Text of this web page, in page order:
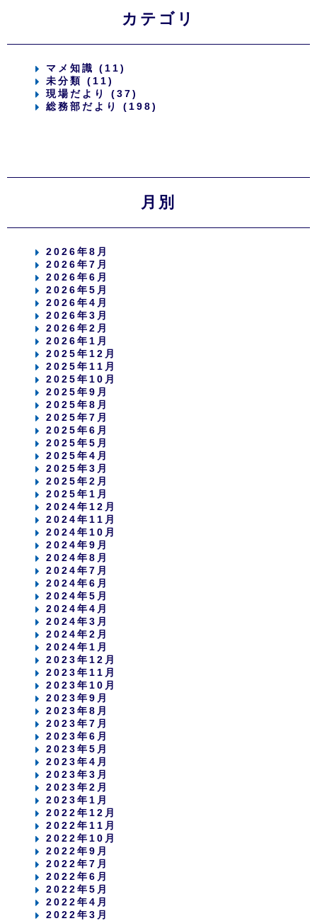
カテゴリ
マメ知識 (11)
未分類 (11)
現場だより (37)
総務部だより (198)
月別
2026年8月
2026年7月
2026年6月
2026年5月
2026年4月
2026年3月
2026年2月
2026年1月
2025年12月
2025年11月
2025年10月
2025年9月
2025年8月
2025年7月
2025年6月
2025年5月
2025年4月
2025年3月
2025年2月
2025年1月
2024年12月
2024年11月
2024年10月
2024年9月
2024年8月
2024年7月
2024年6月
2024年5月
2024年4月
2024年3月
2024年2月
2024年1月
2023年12月
2023年11月
2023年10月
2023年9月
2023年8月
2023年7月
2023年6月
2023年5月
2023年4月
2023年3月
2023年2月
2023年1月
2022年12月
2022年11月
2022年10月
2022年9月
2022年7月
2022年6月
2022年5月
2022年4月
2022年3月